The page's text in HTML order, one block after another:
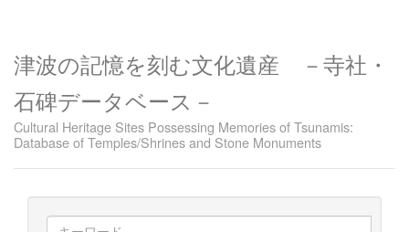
津波の記憶を刻む文化遺産 －寺社・
石碑データベース－
Cultural Heritage Sites Possessing Memories of Tsunamis:
Database of Temples/Shrines and Stone Monuments